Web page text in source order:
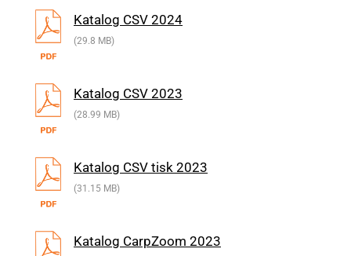
Katalog CSV 2024
(29.8 MB)
Katalog CSV 2023
(28.99 MB)
Katalog CSV tisk 2023
(31.15 MB)
Katalog CarpZoom 2023